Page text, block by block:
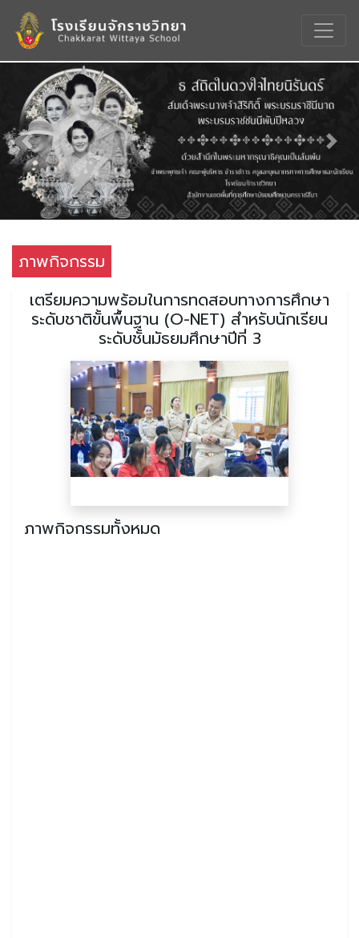
Previous Next
ภาพกิจกรรม
เตรียมความพร้อมในการทดสอบทางการศึกษา
ระดับชาติขั้นพื้นฐาน (O-NET) สำหรับนักเรียน
ระดับชั้นมัธยมศึกษาปีที่ 3
ภาพกิจกรรมทั้งหมด